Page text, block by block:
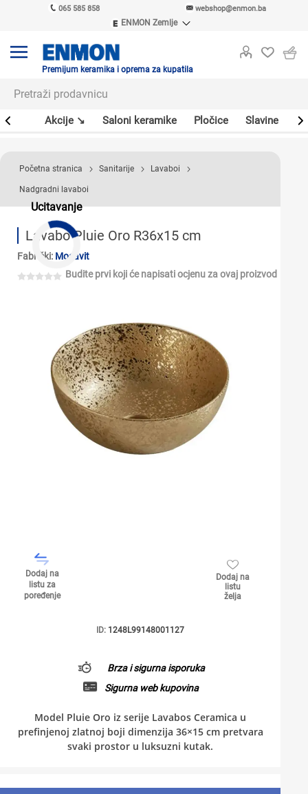
065 585 858 webshop@enmon.ba
ENMON Zemlje
ENMON MKD
Premijum keramika i oprema za kupatila
Akcije ↘ Saloni keramike Pločice Slavine
Ucitavanje
Početna stranica Sanitarije Lavaboi
Nadgradni lavaboi
Lavabo Pluie Oro R36x15 cm
Fabrički: Mosavit
Budite prvi koji će napisati ocjenu za ovaj proizvod
Dodaj na
listu za
poređenje
Dodaj na
listu
želja
ID: 1248L99148001127
Brza i sigurna isporuka
Sigurna web kupovina
Model Pluie Oro iz serije Lavabos Ceramica u
prefinjenoj zlatnoj boji dimenzija 36×15 cm pretvara
svaki prostor u luksuzni kutak.